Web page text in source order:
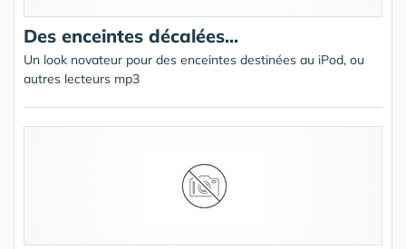
Des enceintes décalées...
Un look novateur pour des enceintes destinées au iPod, ou
autres lecteurs mp3